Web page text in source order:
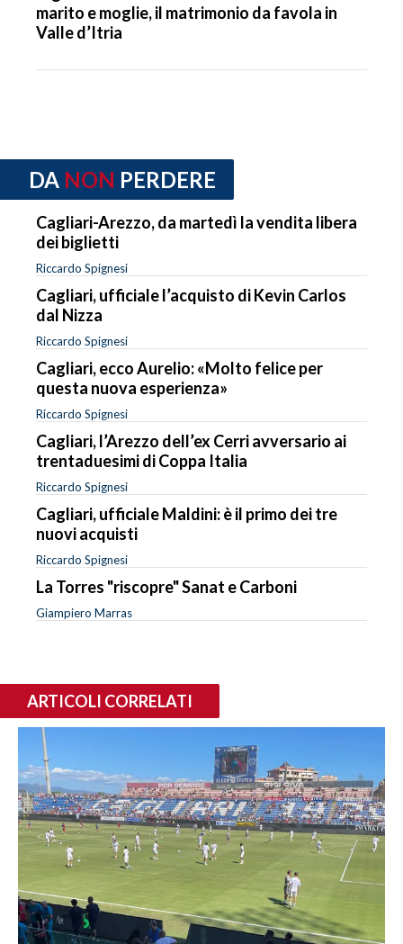
marito e moglie, il matrimonio da favola in
Valle d’Itria
DA NON PERDERE
Cagliari-Arezzo, da martedì la vendita libera
dei biglietti
Riccardo Spignesi
Cagliari, ufficiale l’acquisto di Kevin Carlos
dal Nizza
Riccardo Spignesi
Cagliari, ecco Aurelio: «Molto felice per
questa nuova esperienza»
Riccardo Spignesi
Cagliari, l’Arezzo dell’ex Cerri avversario ai
trentaduesimi di Coppa Italia
Riccardo Spignesi
Cagliari, ufficiale Maldini: è il primo dei tre
nuovi acquisti
Riccardo Spignesi
La Torres "riscopre" Sanat e Carboni
Giampiero Marras
ARTICOLI CORRELATI